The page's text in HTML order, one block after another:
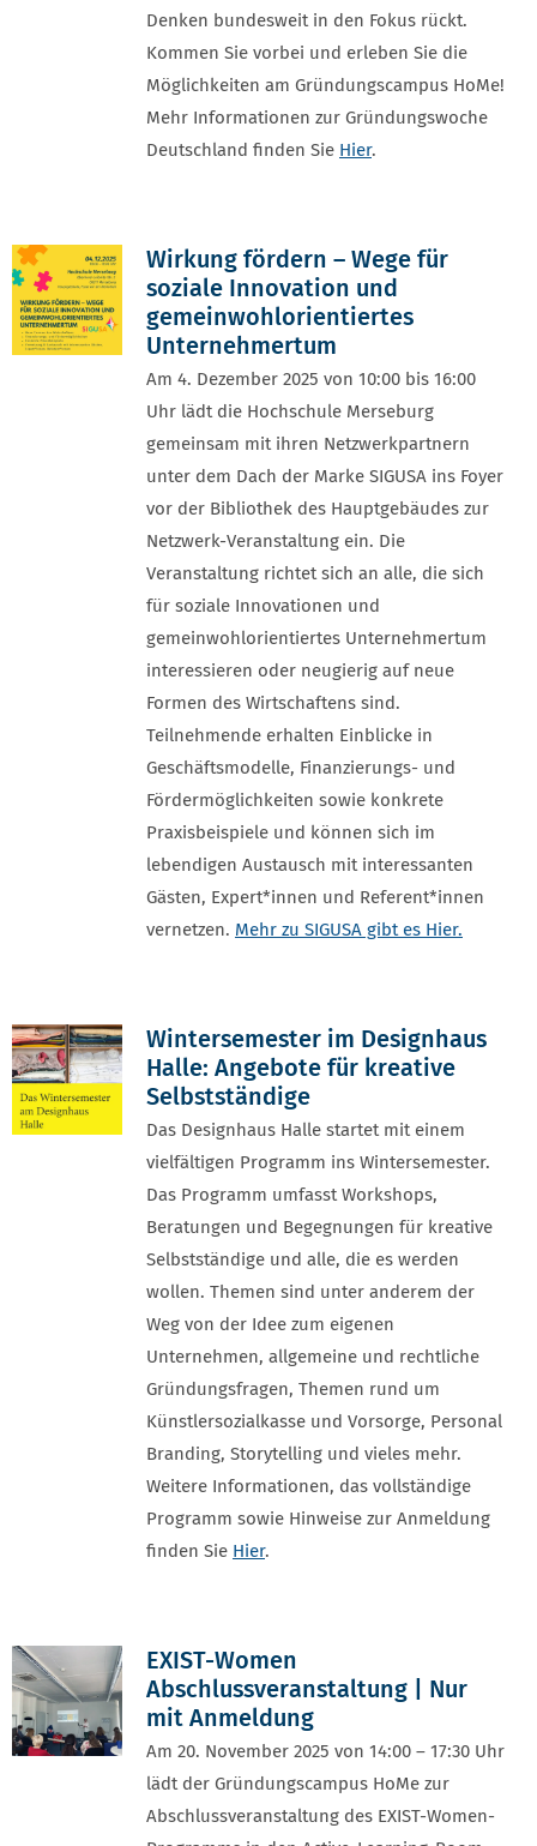
Denken bundesweit in den Fokus rückt.
Kommen Sie vorbei und erleben Sie die
Möglichkeiten am Gründungscampus HoMe!
Mehr Informationen zur Gründungswoche
Deutschland finden Sie Hier.
Wirkung fördern – Wege für
soziale Innovation und
gemeinwohlorientiertes
Unternehmertum
Am 4. Dezember 2025 von 10:00 bis 16:00
Uhr lädt die Hochschule Merseburg
gemeinsam mit ihren Netzwerkpartnern
unter dem Dach der Marke SIGUSA ins Foyer
vor der Bibliothek des Hauptgebäudes zur
Netzwerk-Veranstaltung ein. Die
Veranstaltung richtet sich an alle, die sich
für soziale Innovationen und
gemeinwohlorientiertes Unternehmertum
interessieren oder neugierig auf neue
Formen des Wirtschaftens sind.
Teilnehmende erhalten Einblicke in
Geschäftsmodelle, Finanzierungs- und
Fördermöglichkeiten sowie konkrete
Praxisbeispiele und können sich im
lebendigen Austausch mit interessanten
Gästen, Expert*innen und Referent*innen
vernetzen. Mehr zu SIGUSA gibt es Hier.
Wintersemester im Designhaus
Halle: Angebote für kreative
Selbstständige
Das Designhaus Halle startet mit einem
vielfältigen Programm ins Wintersemester.
Das Programm umfasst Workshops,
Beratungen und Begegnungen für kreative
Selbstständige und alle, die es werden
wollen. Themen sind unter anderem der
Weg von der Idee zum eigenen
Unternehmen, allgemeine und rechtliche
Gründungsfragen, Themen rund um
Künstlersozialkasse und Vorsorge, Personal
Branding, Storytelling und vieles mehr.
Weitere Informationen, das vollständige
Programm sowie Hinweise zur Anmeldung
finden Sie Hier.
EXIST-Women
Abschlussveranstaltung | Nur
mit Anmeldung
Am 20. November 2025 von 14:00 – 17:30 Uhr
lädt der Gründungscampus HoMe zur
Abschlussveranstaltung des EXIST-Women-